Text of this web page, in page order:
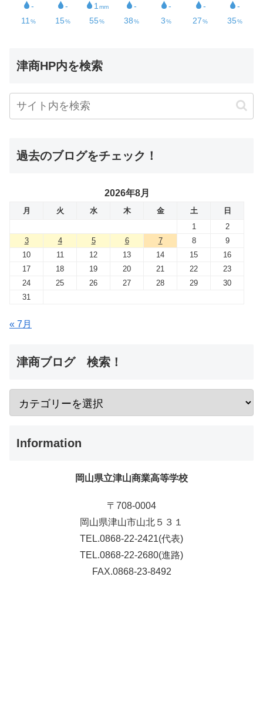
津商HP内を検索
過去のブログをチェック！
2026年8月
月 火 水 木 金 土
日
1
2
3
4 5 6 7 8
9
10
11 12 13 14 15
16
17
18 19 20 21 22
23
24
25 26 27 28 29
30
31
« 7月
津商ブログ 検索！
Information
岡山県立津山商業高等学校
〒708-0004
岡山県津山市山北５３１
TEL.0868-22-2421(代表)
TEL.0868-22-2680(進路)
FAX.0868-23-8492